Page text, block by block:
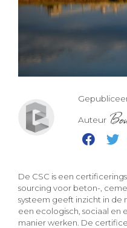
Auteur
De CSC is een
sourcing voor beton-,
systeem geeft inzicht in de
een ecologisch, sociaal en
manier werken. De